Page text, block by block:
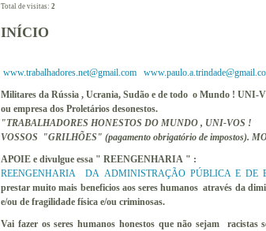
Total de visitas: 2
INÍCIO
www.trabalhadores.net@gmail.com
Militares da Rússia , Ucrania, Sudão e de todo o Mundo ! UNI-
ou empresa dos Proletários desonestos.
"TRABALHADORES HONESTOS DO MUNDO , UNI-VOS !
VOSSOS "GRILHÕES" (pagamento obrigatório de impostos).
APOIE e divulgue essa " REENGENHARIA " :
REENGENHARIA DA ADMINISTRAÇÃO PÚBLICA E DE
prestar muito mais beneficios aos seres humanos através da
e/ou de fragilidade física e/ou criminosas.
Vai fazer os seres humanos honestos que não sejam racistas